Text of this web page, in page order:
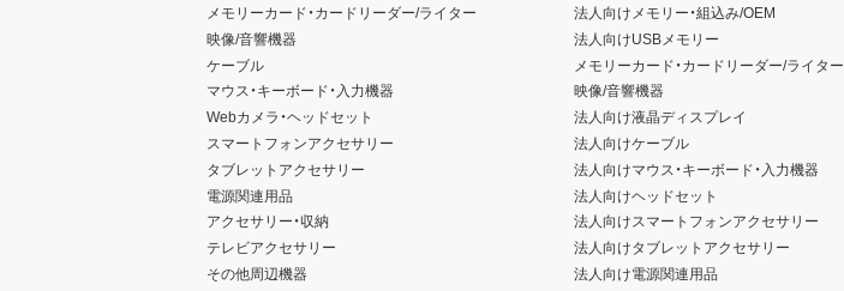
メモリーカード・カードリーダー/ライター
映像/音響機器
ケーブル
マウス・キーボード・入力機器
Webカメラ・ヘッドセット
スマートフォンアクセサリー
タブレットアクセサリー
電源関連用品
アクセサリー・収納
テレビアクセサリー
その他周辺機器
法人向けメモリー・組込み/OEM
法人向けUSBメモリー
メモリーカード・カードリーダー/ライター
映像/音響機器
法人向け液晶ディスプレイ
法人向けケーブル
法人向けマウス・キーボード・入力機器
法人向けヘッドセット
法人向けスマートフォンアクセサリー
法人向けタブレットアクセサリー
法人向け電源関連用品